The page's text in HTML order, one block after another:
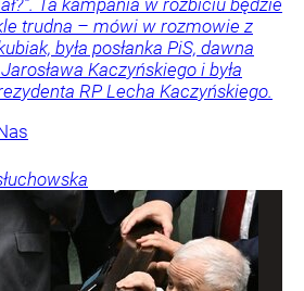
Ta kampania w rozbiciu będzie
trudna – mówi w rozmowie z
była posłanka PiS, dawna
Kaczyńskiego i była
RP Lecha Kaczyńskiego.